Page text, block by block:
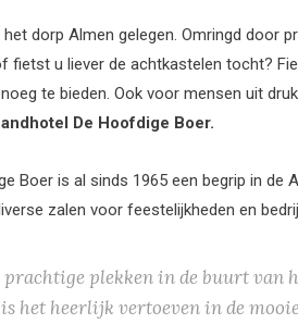
dorp Almen gelegen. Omringd door
fietst u liever de achtkastelen tocht?
te bieden. Ook voor mensen uit
De Hoofdige Boer.
Boer is al sinds 1965 een begrip in
zalen voor feestelijkheden en
plekken in de buurt van
het heerlijk vertoeven in de